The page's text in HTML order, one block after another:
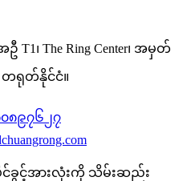
၊ The Ring Center၊ အမှတ်
တရုတ်နိုင်ငံ။
၀၈၉၇၆၂၇
င်ခွင့်အားလုံးကို သိမ်းဆည်း